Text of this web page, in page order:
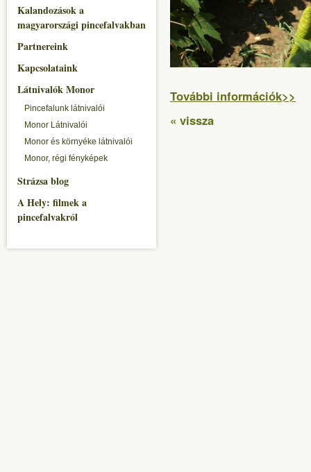
Kalandozások a
magyarországi pincefalvakban
Partnereink
Kapcsolataink
Látnivalók Monor
Pincefalunk látnivalói
Monor Látnivalói
Monor és környéke látnivalói
Monor, régi fényképek
Strázsa blog
A Hely: filmek a
pincefalvakról
További információk>>
« vissza